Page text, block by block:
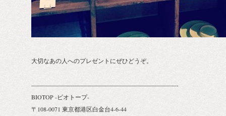
大切なあの人へのプレゼントにぜひどうぞ。
————————————————————————-
BIOTOP -ビオトープ-
〒108-0071 東京都港区白金台4-6-44